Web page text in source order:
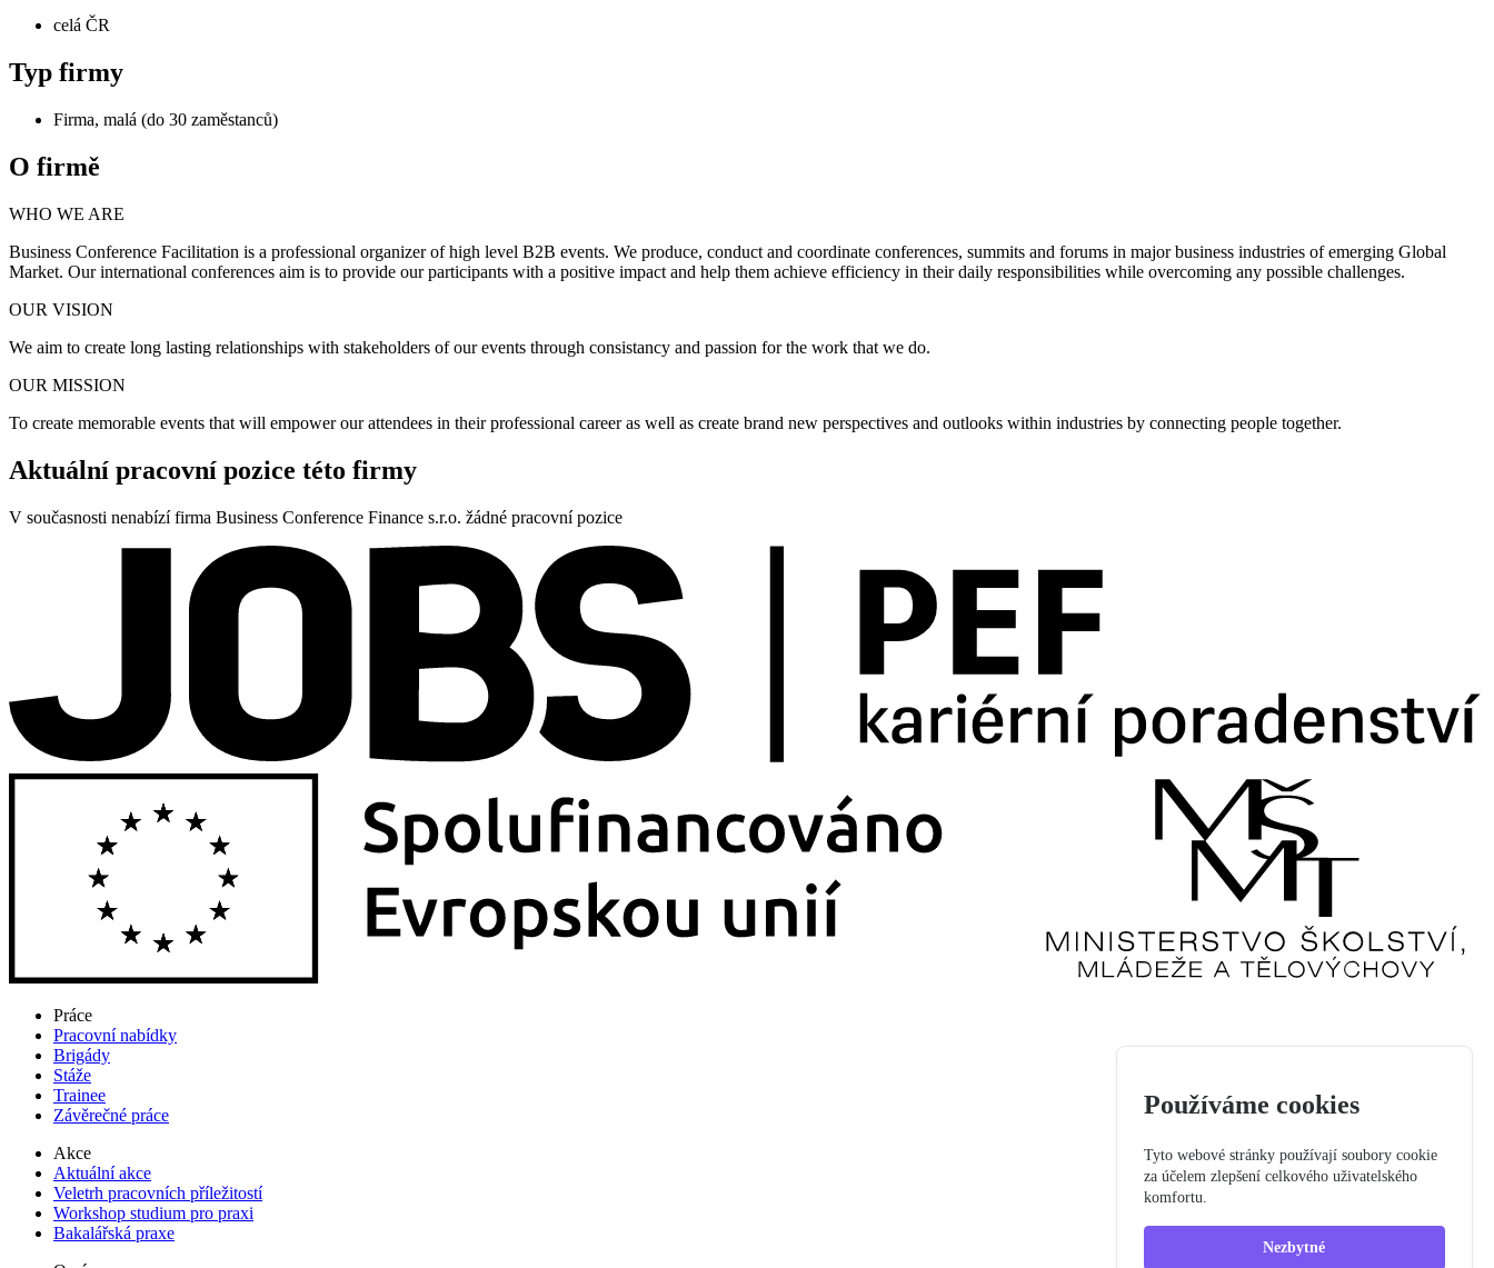
celá ČR
Typ firmy
Firma, malá (do 30 zaměstanců)
O firmě
WHO WE ARE
Business Conference Facilitation is a professional organizer of high level B2B events. We produce, conduct and coordinate conferences, summits and forums in major business industries of emerging Global
Market. Our international conferences aim is to provide our participants with a positive impact and help them achieve efficiency in their daily responsibilities while overcoming any possible challenges.
OUR VISION
We aim to create long lasting relationships with stakeholders of our events through consistancy and passion for the work that we do.
OUR MISSION
To create memorable events that will empower our attendees in their professional career as well as create brand new perspectives and outlooks within industries by connecting people together.
Aktuální pracovní pozice této firmy
V současnosti nenabízí firma Business Conference Finance s.r.o. žádné pracovní pozice
Práce
Pracovní nabídky
Brigády
Stáže
Trainee
Závěrečné práce
Akce
Aktuální akce
Veletrh pracovních příležitostí
Workshop studium pro praxi
Bakalářská praxe
Používáme cookies
Tyto webové stránky používají soubory cookie
za účelem zlepšení celkového uživatelského
komfortu.
Nezbytné